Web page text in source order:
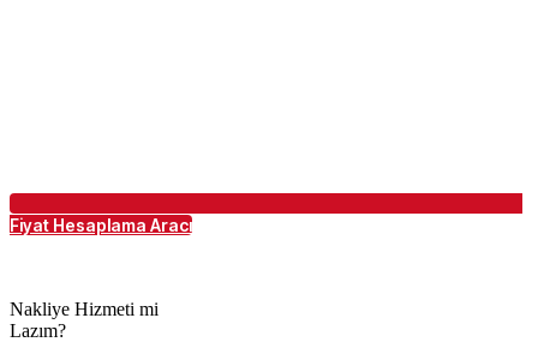
Fiyat Hesaplama Aracı
Nakliye Hizmeti mi
Lazım?